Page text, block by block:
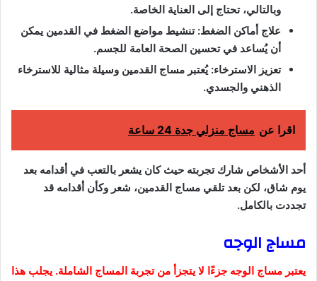
وبالتالي، تحتاج إلى العناية الخاصة.
علاج أماكن الضغط: تنشيط مواضع الضغط في القدمين يمكن
أن يُساعد في تحسين الصحة العامة للجسم.
تعزيز الاسترخاء: يُعتبر مساج القدمين وسيلة مثالية للاسترخاء
الذهني والجسدي.
اقرا عن مساج منزلي جدة 24 ساعة
أحد الأشخاص شارك تجربته حيث كان يشعر بالتعب في أقدامه بعد
يوم شاق، لكن بعد تلقي مساج القدمين، شعر وكأن أقدامه قد
تجددت بالكامل.
مساج الوجه
يعتبر مساج الوجه جزءًا لا يتجزأ من تجربة المساج الشاملة. يجلب هذا